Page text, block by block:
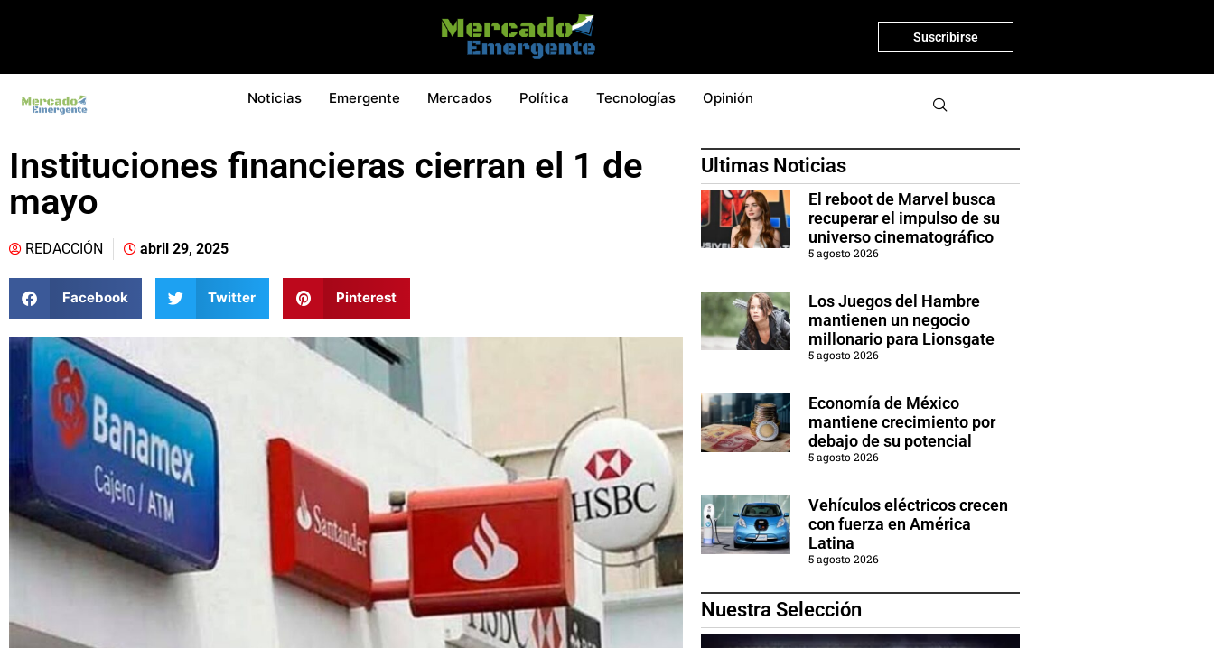
Suscribirse
Noticias Emergente Mercados Política Tecnologías Opinión
Instituciones financieras cierran el 1 de
mayo
REDACCIÓN abril 29, 2025
Facebook Twitter Pinterest
Ultimas Noticias
El reboot de Marvel busca
recuperar el impulso de su
universo cinematográfico
5 agosto 2026
Los Juegos del Hambre
mantienen un negocio
millonario para Lionsgate
5 agosto 2026
Economía de México
mantiene crecimiento por
debajo de su potencial
5 agosto 2026
Vehículos eléctricos crecen
con fuerza en América
Latina
5 agosto 2026
Nuestra Selección